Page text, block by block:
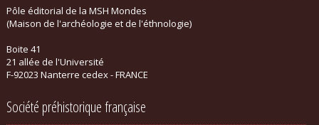
Pôle éditorial de la MSH Mondes
(Maison de l'archéologie et de l'éthnologie)
Boite 41
21 allée de l'Université
F-92023 Nanterre cedex - FRANCE
Société préhistorique française